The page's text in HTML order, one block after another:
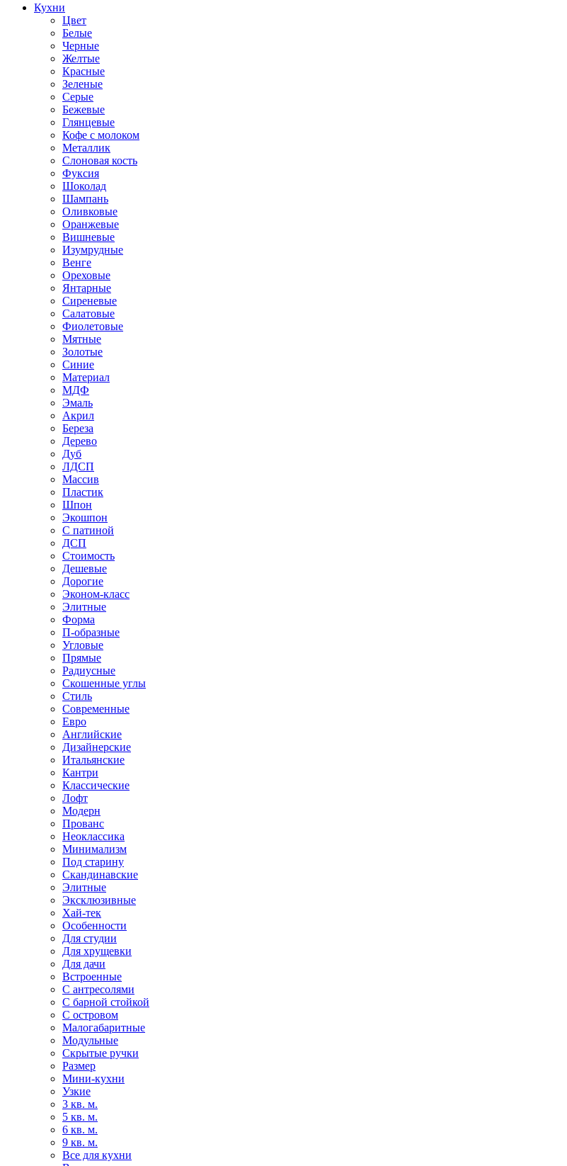
Кухни
Цвет
Белые
Черные
Желтые
Красные
Зеленые
Серые
Бежевые
Глянцевые
Кофе с молоком
Металлик
Слоновая кость
Фуксия
Шоколад
Шампань
Оливковые
Оранжевые
Вишневые
Изумрудные
Венге
Ореховые
Янтарные
Сиреневые
Салатовые
Фиолетовые
Мятные
Золотые
Синие
Материал
МДФ
Эмаль
Акрил
Береза
Дерево
Дуб
ЛДСП
Массив
Пластик
Шпон
Экошпон
С патиной
ДСП
Стоимость
Дешевые
Дорогие
Эконом-класс
Элитные
Форма
П-образные
Угловые
Прямые
Радиусные
Скошенные углы
Стиль
Современные
Евро
Английские
Дизайнерские
Итальянские
Кантри
Классические
Лофт
Модерн
Прованс
Неоклассика
Минимализм
Под старину
Скандинавские
Элитные
Эксклюзивные
Хай-тек
Особенности
Для студии
Для хрущевки
Для дачи
Встроенные
С антресолями
С барной стойкой
С островом
Малогабаритные
Модульные
Скрытые ручки
Размер
Мини-кухни
Узкие
3 кв. м.
5 кв. м.
6 кв. м.
9 кв. м.
Все для кухни